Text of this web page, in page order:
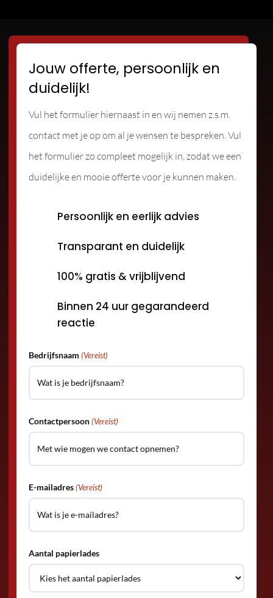
Jouw offerte, persoonlijk en
duidelijk!
Vul het formulier hiernaast in en wij nemen z.s.m.
contact met je op om al je wensen te bespreken. Vul
het formulier zo compleet mogelijk in, zodat we een
duidelijke en mooie offerte voor je kunnen maken.
Persoonlijk en eerlijk advies
Transparant en duidelijk
100% gratis & vrijblijvend
Binnen 24 uur gegarandeerd
reactie
Bedrijfsnaam (Vereist)
Contactpersoon (Vereist)
E-mailadres (Vereist)
Aantal papierlades